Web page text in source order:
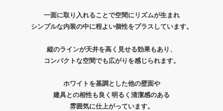
一面に取り入れることで空間にリズムが生まれ
シンプルな内装の中に程よい個性をプラスしています。
縦のラインが天井を高く見せる効果もあり、
コンパクトな空間でも広がりを感じられます。
ホワイトを基調とした他の壁面や
建具との相性も良く明るく清潔感のある
雰囲気に仕上がっています。